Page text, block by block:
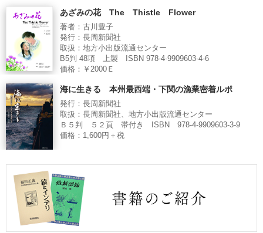
あざみの花 The Thistle Flower
著者：古川豊子
発行：長周新聞社
取扱：地方小出版流通センター
B5判 48項 上製 ISBN 978-4-9909603-4-6
価格：￥2000Ｅ
海に生きる 本州最西端・下関の漁業密着ルポ
発行：長周新聞社
取扱：長周新聞社、地方小出版流通センター
Ｂ５判 ５２頁 帯付き ISBN 978-4-9909603-3-9
価格：1,600円＋税